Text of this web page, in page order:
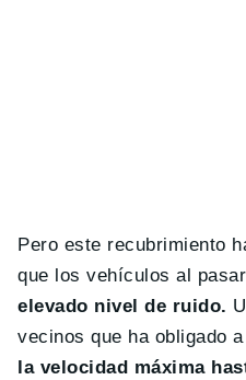
Pero este recubrimiento
que los vehículos al
elevado nivel de ruido.
vecinos que ha obligado
la velocidad máxima